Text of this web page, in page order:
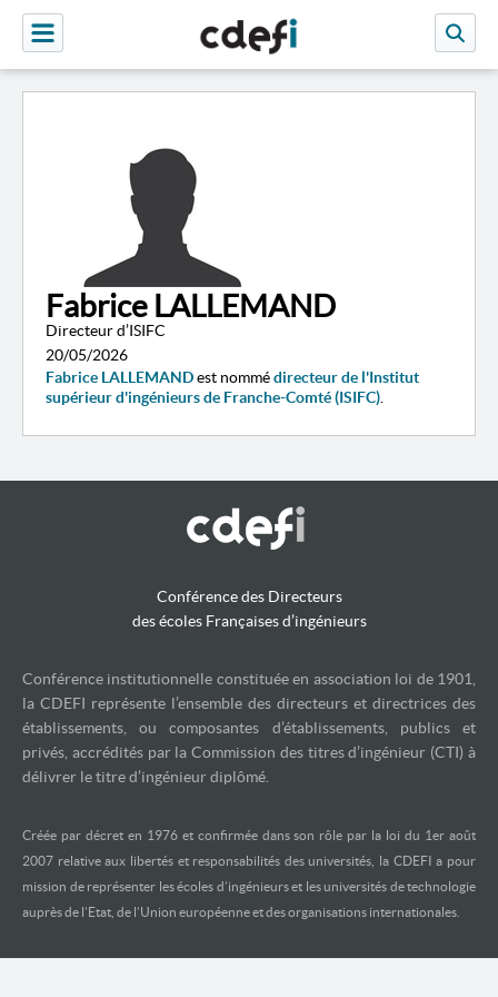
Fabrice LALLEMAND
Directeur d’ISIFC
20/05/2026
Fabrice LALLEMANDest nommédirecteur de l'Institut
supérieur d'ingénieurs de Franche-Comté (ISIFC)
Conférence des Directeurs
des écoles Françaises d’ingénieurs
Conférence institutionnelle constituée en association loi de 1901,
la CDEFI représente l’ensemble des directeurs et directrices des
établissements, ou composantes d’établissements, publics et
privés, accrédités par la Commission des titres d’ingénieur (CTI) à
délivrer le titre d’ingénieur diplômé.
Créée par décret en 1976 et confirmée dans son rôle par la loi du 1er août
2007 relative aux libertés et responsabilités des universités, la CDEFI a pour
mission de représenter les écoles d’ingénieurs et les universités de technologie
auprès de l’Etat, de l’Union européenne et des organisations internationales.